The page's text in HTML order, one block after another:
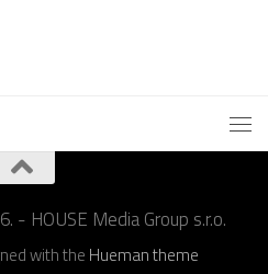
- HOUSE Media Group s.r.o.
with the Hueman theme